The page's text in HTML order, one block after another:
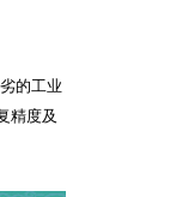
的工业
精度及